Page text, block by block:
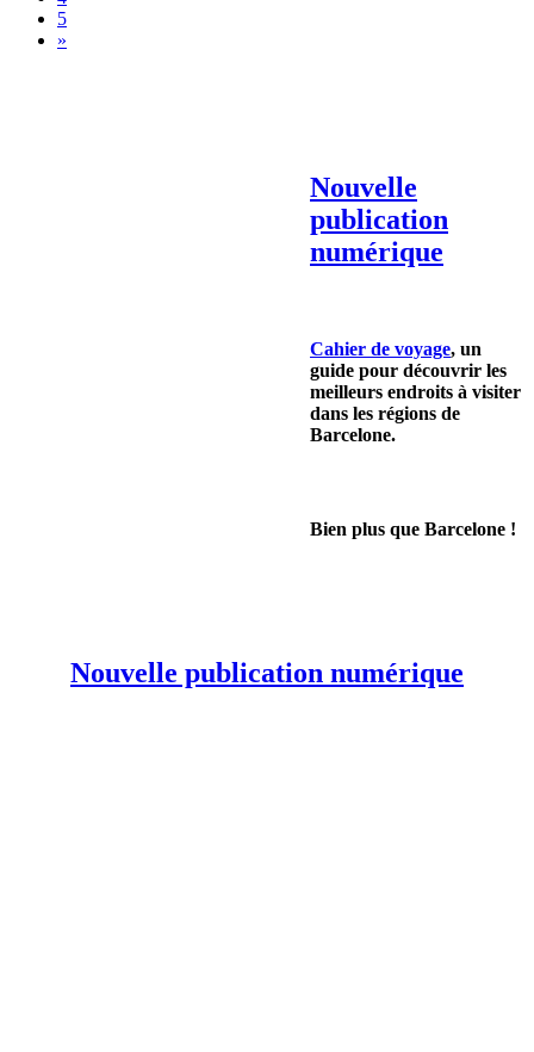
5
»
Nouvelle
publication
numérique
Cahier de voyage, un
guide pour découvrir les
meilleurs endroits à visiter
dans les régions de
Barcelone.
Bien plus que Barcelone !
Nouvelle publication numérique